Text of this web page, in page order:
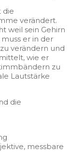
die
verändert.
weil sein Gehirn
er in der
verändern und
wie er
zu
Lautstärke
die
messbare